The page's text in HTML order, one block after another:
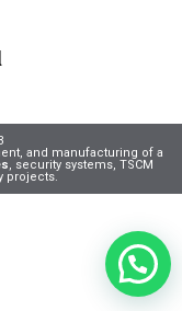
and manufacturing of a
, security systems, TSCM
projects.